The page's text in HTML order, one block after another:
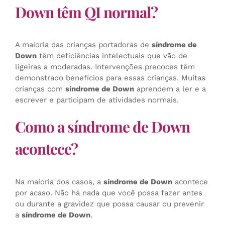
Down têm QI normal?
A maioria das crianças portadoras de síndrome de
Down têm deficiências intelectuais que vão de
ligeiras a moderadas. Intervenções precoces têm
demonstrado benefícios para essas crianças. Muitas
crianças com síndrome de Down aprendem a ler e a
escrever e participam de atividades normais.
Como a síndrome de Down
acontece?
Na maioria dos casos, a síndrome de Down acontece
por acaso. Não há nada que você possa fazer antes
ou durante a gravidez que possa causar ou prevenir
a síndrome de Down.